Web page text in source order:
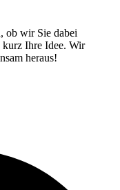
ob wir Sie dabei
kurz Ihre Idee. Wir
heraus!